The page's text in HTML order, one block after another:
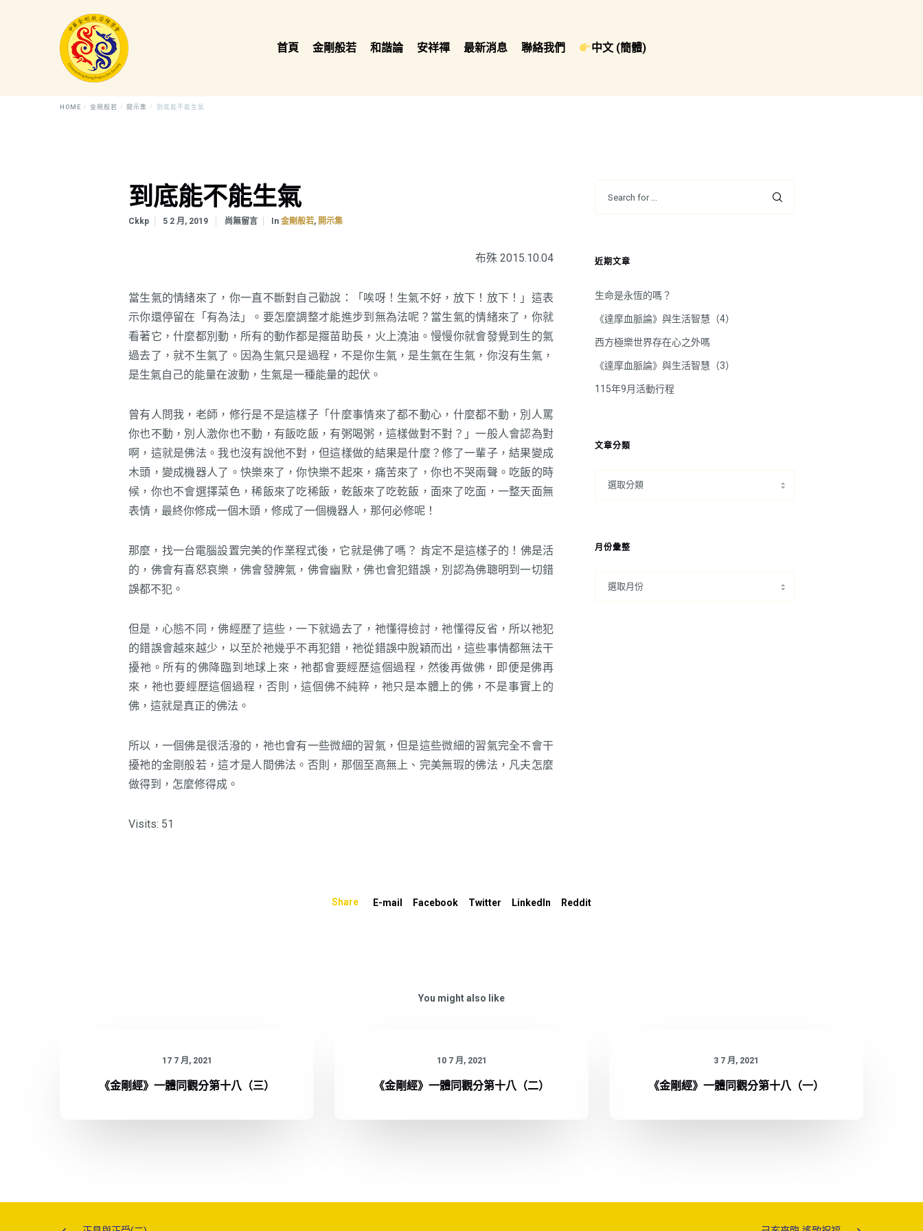
首頁 金剛般若 和諧論 安祥禪 最新消息 聯絡我們 中文 (簡體)
HOME 金剛般若 開示集 到底能不能生氣
到底能不能生氣
Ckkp 5 2 月, 2019 尚無留言 In金剛般若, 開示集
布殊 2015.10.04
當生氣的情緒來了，你一直不斷對自己勸說：「唉呀！生氣不好，放下！放下！」這表
示你還停留在「有為法」。要怎麼調整才能進步到無為法呢？當生氣的情緒來了，你就
看著它，什麼都別動，所有的動作都是揠苗助長，火上澆油。慢慢你就會發覺到生的氣
過去了，就不生氣了。因為生氣只是過程，不是你生氣，是生氣在生氣，你沒有生氣，
是生氣自己的能量在波動，生氣是一種能量的起伏。
曾有人問我，老師，修行是不是這樣子「什麼事情來了都不動心，什麼都不動，別人罵
你也不動，別人激你也不動，有飯吃飯，有粥喝粥，這樣做對不對？」一般人會認為對
啊，這就是佛法。我也沒有說他不對，但這樣做的結果是什麼？修了一輩子，結果變成
木頭，變成機器人了。快樂來了，你快樂不起來，痛苦來了，你也不哭兩聲。吃飯的時
候，你也不會選擇菜色，稀飯來了吃稀飯，乾飯來了吃乾飯，面來了吃面，一整天面無
表情，最終你修成一個木頭，修成了一個機器人，那何必修呢！
那麼，找一台電腦設置完美的作業程式後，它就是佛了嗎？ 肯定不是這樣子的！佛是活
的，佛會有喜怒哀樂，佛會發脾氣，佛會幽默，佛也會犯錯誤，別認為佛聰明到一切錯
誤都不犯。
但是，心態不同，佛經歷了這些，一下就過去了，祂懂得檢討，祂懂得反省，所以祂犯
的錯誤會越來越少，以至於祂幾乎不再犯錯，祂從錯誤中脫穎而出，這些事情都無法干
擾祂。所有的佛降臨到地球上來，祂都會要經歷這個過程，然後再做佛，即便是佛再
來，祂也要經歷這個過程，否則，這個佛不純粹，祂只是本體上的佛，不是事實上的
佛，這就是真正的佛法。
所以，一個佛是很活潑的，祂也會有一些微細的習氣，但是這些微細的習氣完全不會干
擾祂的金剛般若，這才是人間佛法。否則，那個至高無上、完美無瑕的佛法，凡夫怎麼
做得到，怎麼修得成。
Visits: 51
近期文章
生命是永恆的嗎？
《達摩血脈論》與生活智慧（4）
西方極樂世界存在心之外嗎
《達摩血脈論》與生活智慧（3）
115年9月活動行程
文章分類
月份彙整
Share E-mail Facebook Twitter LinkedIn Reddit
You might also like
17 7 月, 2021
《金剛經》一體同觀分第十八（三）
10 7 月, 2021
《金剛經》一體同觀分第十八（二）
3 7 月, 2021
《金剛經》一體同觀分第十八（一）